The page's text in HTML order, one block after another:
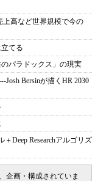
上高など世界規模で今の
てる
パラドックス」の現実
Josh Bersinが描くHR 2030
Deep Researchアルゴリズ
企画・構成されていま